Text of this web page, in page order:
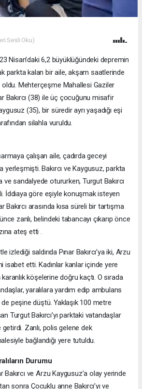
Sesli Oku)
Nisan’daki 6,2 büyüklüğündeki depremin
parkta kalan bir aile, akşam saatlerinde
oldu. Mehterçeşme Mahallesi Gaziler
Bakırcı (38) ile üç çocuğunu misafir
(35), bir süredir ayrı yaşadığı eşi
silahla vuruldu.
çalışan aile, çadırda geceyi
yerleşmişti. Bakırcı ve Kaygusuz, parkta
ve sandalyede otururken, Turgut Bakırcı
İddiaya göre eşiyle konuşmak isteyen
Bakırcı arasında kısa süreli bir tartışma
zanlı, belindeki tabancayı çıkarıp önce
ateş etti .
izlediği saldırıda Pınar Bakırcı’ya iki, Arzu
isabet etti. Kadınlar kanlar içinde yere
karanlık köşelerine doğru kaçtı. O sırada
yaralılara yardım edip ambulans
de peşine düştü. Yaklaşık 100 metre
Turgut Bakırcı’yı parktaki vatandaşlar
getirdi. Zanlı, polis gelene dek
bağlandığı yere tutuldu.
Durumu
Bakırcı ve Arzu Kaygusuz’a olay yerinde
sonra Çocuklu anne Bakırcı’yı ve